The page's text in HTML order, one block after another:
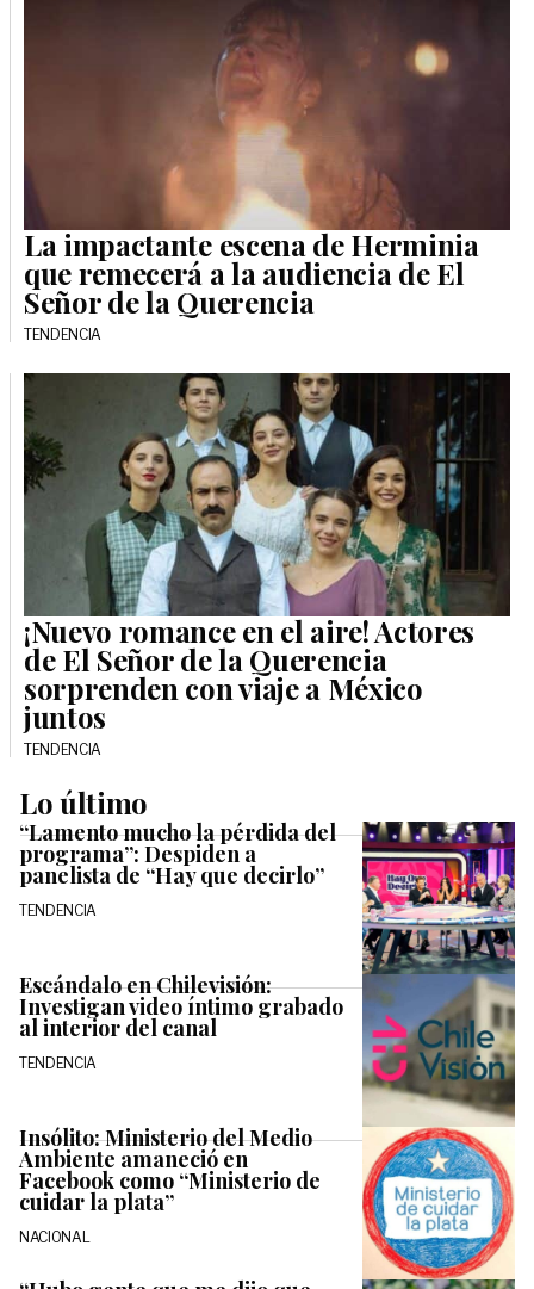
La impactante escena de Herminia
que remecerá a la audiencia de El
Señor de la Querencia
TENDENCIA
¡Nuevo romance en el aire! Actores
de El Señor de la Querencia
sorprenden con viaje a México
juntos
TENDENCIA
Lo último
“Lamento mucho la pérdida del
programa”: Despiden a
panelista de “Hay que decirlo”
TENDENCIA
Escándalo en Chilevisión:
Investigan video íntimo grabado
al interior del canal
TENDENCIA
Insólito: Ministerio del Medio
Ambiente amaneció en
Facebook como “Ministerio de
cuidar la plata”
NACIONAL